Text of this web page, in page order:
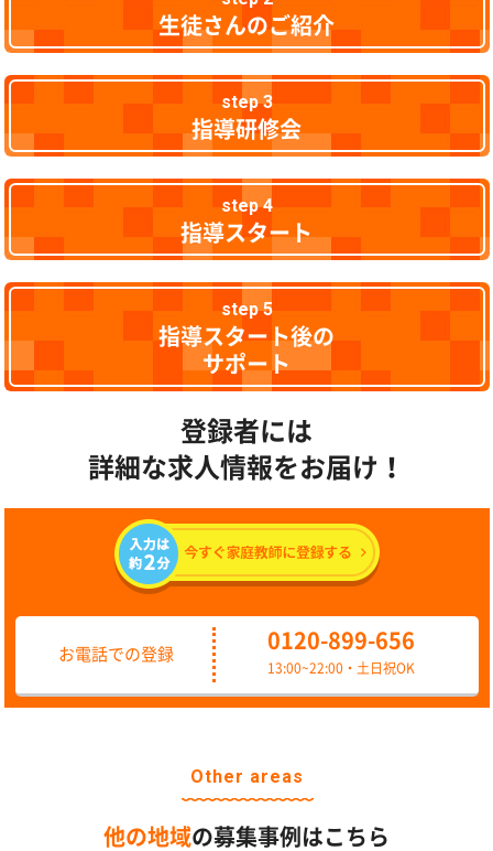
生徒さんのご紹介
step 3
指導研修会
step 4
指導スタート
step 5
指導スタート後の
サポート
登録者には
詳細な求人情報をお届け！
お電話での登録
0120-899-656
13:00~22:00・土日祝OK
Other areas
他の地域の募集事例はこちら